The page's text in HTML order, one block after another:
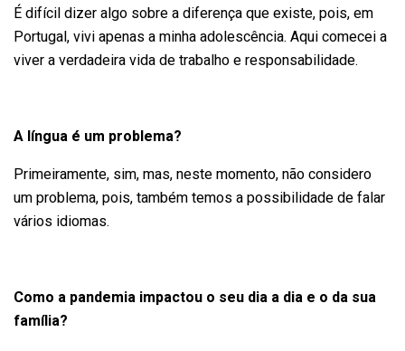
É difícil dizer algo sobre a diferença que existe, pois, em
Portugal, vivi apenas a minha adolescência. Aqui comecei a
viver a verdadeira vida de trabalho e responsabilidade.
A língua é um problema?
Primeiramente, sim, mas, neste momento, não considero
um problema, pois, também temos a possibilidade de falar
vários idiomas.
Como a pandemia impactou o seu dia a dia e o da sua
família?